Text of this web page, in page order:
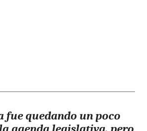
fue quedando un poco